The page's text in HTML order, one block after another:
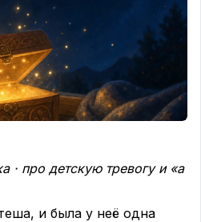
· про детскую тревогу и «а
и была у неё одна